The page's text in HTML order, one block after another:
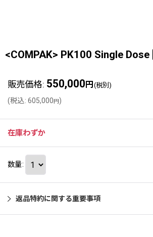
<COMPAK> PK100 Single Dose
販売価格: 550,000 円 (税別)
(税込: 605,000 円 )
在庫わずか
数量:
返品特約に関する重要事項